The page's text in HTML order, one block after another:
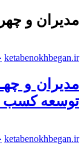
مدیران و
ketabenokhbegan.ir
مدیران و
توسعه کسب و
ketabenokhbegan.ir